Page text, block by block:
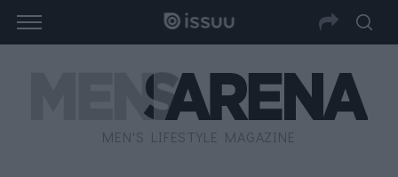
MEN'S LIFESTYLE MAGAZINE